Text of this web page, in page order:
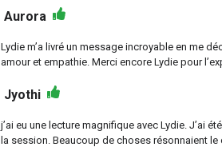
Aurora
Lydie m’a livré un message incroyable en me
amour et empathie. Merci encore Lydie pour
Jyothi
j’ai eu une lecture magnifique avec Lydie. J’ai
la session. Beaucoup de choses résonnaient